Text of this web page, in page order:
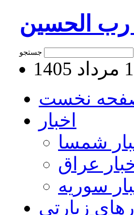
الحسین
نخست
اخبار
شمسا
عراق
سوریه
زیارتی